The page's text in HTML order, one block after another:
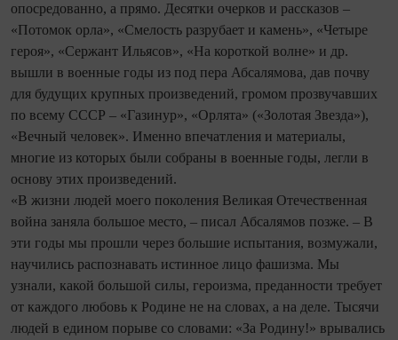
опосредованно, а прямо. Десятки очерков и рассказов –
«Потомок орла», «Смелость разрубает и камень», «Четыре
героя», «Сержант Ильясов», «На короткой волне» и др.
вышли в военные годы из под пера Абсалямова, дав почву
для будущих крупных произведений, громом прозвучавших
по всему СССР – «Газинур», «Орлята» («Золотая Звезда»),
«Вечный человек». Именно впечатления и материалы,
многие из которых были собраны в военные годы, легли в
основу этих произведений.
«В жизни людей моего поколения Великая Отечественная
война заняла большое место, – писал Абсалямов позже. – В
эти годы мы прошли через большие испытания, возмужали,
научились распознавать истинное лицо фашизма. Мы
узнали, какой большой силы, героизма, преданности требует
от каждого любовь к Родине не на словах, а на деле. Тысячи
людей в едином порыве со словами: «За Родину!» врывались